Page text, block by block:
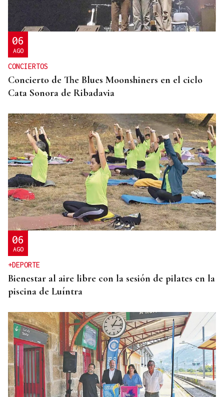
Jorge Vázquez: "Nuestro objetivo a 2028 es crecer
creando valor para el accionista y para el equipo
que lo hace posible"
06
AGO
CONCIERTOS
Concierto de The Blues Moonshiners en el ciclo
Cata Sonora de Ribadavia
06
AGO
+DEPORTE
Bienestar al aire libre con la sesión de pilates en la
piscina de Luíntra